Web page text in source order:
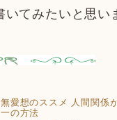
てみたいと思い
無愛想のススメ 人間関係
一の方法